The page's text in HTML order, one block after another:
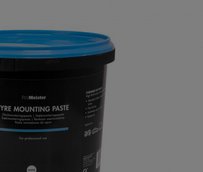
SLIP EFFECT" av hög kvalitet för enkel
Med korrosionsskydd för motverkad
mellan minus 15 till plus 50
Färg: VIT